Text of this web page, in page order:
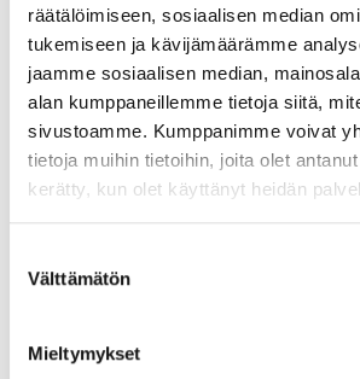
räätälöimiseen, sosiaalisen median
tukemiseen ja kävijämäärämme
jaamme sosiaalisen median,
alan kumppaneillemme tietoja siitä,
sivustoamme. Kumppanimme voivat
tietoja muihin tietoihin, joita olet
kerätty, kun olet käyttänyt heidän
valinta
Välttämätön
Mieltymykset
yksittäiseltä tunnilta
Ryhmänohjaaja voi myöntää
poissaoloon (1-5 päivää)
Rehtori myöntää luvan yli 5
kirjallisen hakemuksen
yli 5 päivän poissaoloon löytyy
Poissaolojen
Opettaja kirjaa opiskelijan kaikki
Huoltaja tai 18 vuotta täyttänyt
poissaolot Wilmassa. Opettaja/